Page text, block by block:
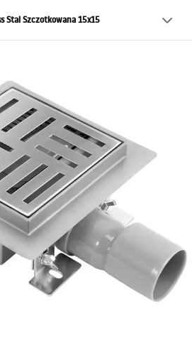
Stal Szczotkowana 15x15